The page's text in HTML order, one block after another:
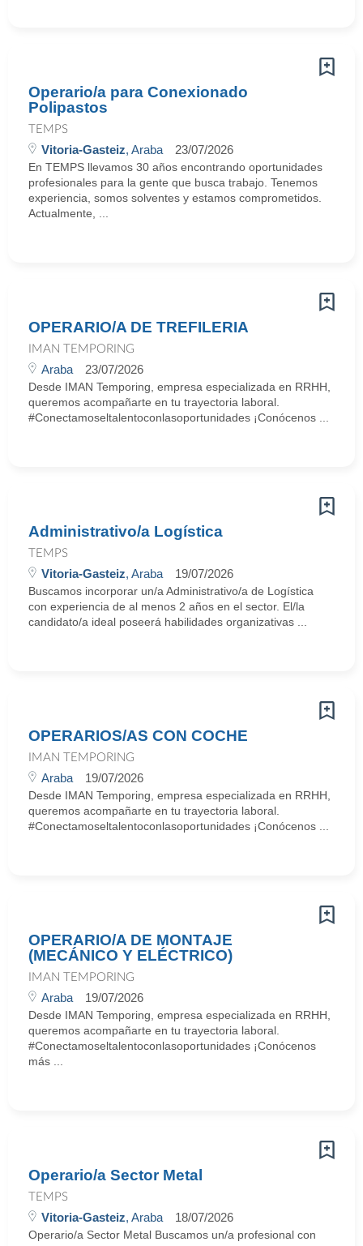
Operario/a para Conexionado
Polipastos
TEMPS
Vitoria-Gasteiz, Araba 23/07/2026
En TEMPS llevamos 30 años encontrando oportunidades
profesionales para la gente que busca trabajo. Tenemos
experiencia, somos solventes y estamos comprometidos.
Actualmente, ...
OPERARIO/A DE TREFILERIA
IMAN TEMPORING
Araba 23/07/2026
Desde IMAN Temporing, empresa especializada en RRHH,
queremos acompañarte en tu trayectoria laboral.
#Conectamoseltalentoconlasoportunidades ¡Conócenos ...
Administrativo/a Logística
TEMPS
Vitoria-Gasteiz, Araba 19/07/2026
Buscamos incorporar un/a Administrativo/a de Logística
con experiencia de al menos 2 años en el sector. El/la
candidato/a ideal poseerá habilidades organizativas ...
OPERARIOS/AS CON COCHE
IMAN TEMPORING
Araba 19/07/2026
Desde IMAN Temporing, empresa especializada en RRHH,
queremos acompañarte en tu trayectoria laboral.
#Conectamoseltalentoconlasoportunidades ¡Conócenos ...
OPERARIO/A DE MONTAJE
(MECÁNICO Y ELÉCTRICO)
IMAN TEMPORING
Araba 19/07/2026
Desde IMAN Temporing, empresa especializada en RRHH,
queremos acompañarte en tu trayectoria laboral.
#Conectamoseltalentoconlasoportunidades ¡Conócenos
más ...
Operario/a Sector Metal
TEMPS
Vitoria-Gasteiz, Araba 18/07/2026
Operario/a Sector Metal Buscamos un/a profesional con